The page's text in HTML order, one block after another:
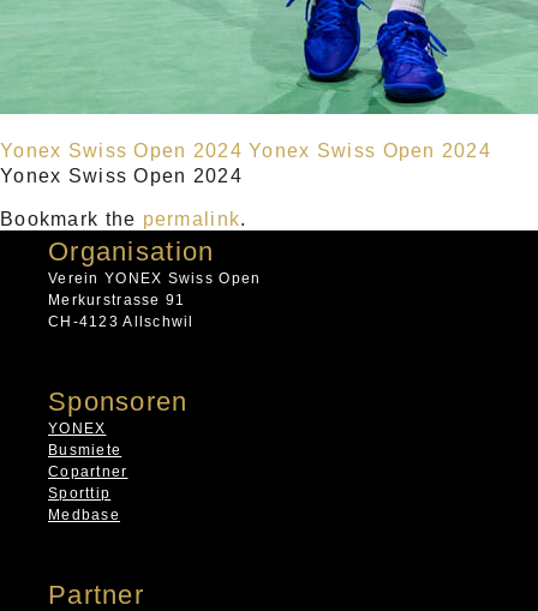
Yonex Swiss Open 2024 Yonex Swiss Open 2024
Yonex Swiss Open 2024
Bookmark the permalink.
Organisation
Verein YONEX Swiss Open
Merkurstrasse 91
CH-4123 Allschwil
Sponsoren
YONEX
Busmiete
Copartner
Sporttip
Medbase
Partner